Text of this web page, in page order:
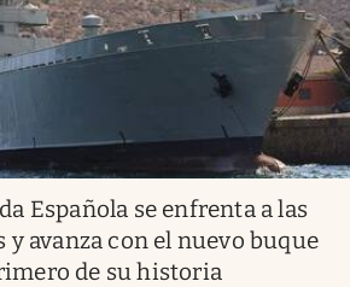
Española se enfrenta a las
y avanza con el nuevo buque
de su historia